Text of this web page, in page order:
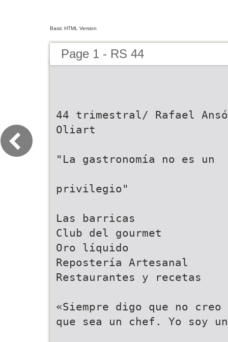
Basic HTML Version
Page 1 - RS 44
44 trimestral/ Rafael
Oliart
"La gastronomía no es un
privilegio"
Las barricas
Club del gourmet
Oro líquido
Repostería Artesanal
Restaurantes y recetas
«Siempre digo que no creo
que sea un chef. Yo soy un